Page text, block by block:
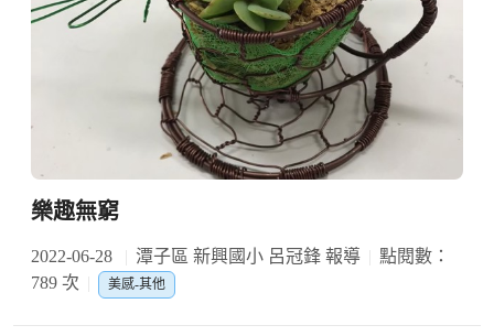
樂趣無窮
2022-06-28 潭子區 新興國小 呂冠鋒 報導
點閱數：
789 次
美感-其他